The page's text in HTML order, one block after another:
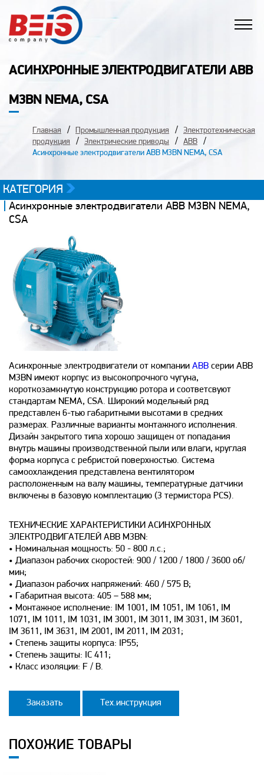
АСИНХРОННЫЕ ЭЛЕКТРОДВИГАТЕЛИ ABB
M3BN NEMA, CSA
Главная Промышленная продукция
Электротехническая
продукция
Электрические приводы
ABB
Асинхронные электродвигатели ABB M3BN NEMA, CSA
КАТЕГОРИЯ
Асинхронные электродвигатели ABB M3BN NEMA,
CSA
Асинхронные электродвигатели от компании ABB серии ABB
M3BN имеют корпус из высокопрочного чугуна,
короткозамкнутую конструкцию ротора и соответсвуют
стандартам NEMA, CSA. Широкий модельный ряд
представлен 6-тью габаритными высотами в средних
размерах. Различные варианты монтажного исполнения.
Дизайн закрытого типа хорошо защищен от попадания
внутрь машины производственной пыли или влаги, круглая
форма корпуса с ребристой поверхностью. Система
самоохлаждения представлена вентилятором
расположенным на валу машины, температурные датчики
включены в базовую комплектацию (3 термистора PCS).
ТЕХНИЧЕСКИЕ ХАРАКТЕРИСТИКИ АСИНХРОННЫХ
ЭЛЕКТРОДВИГАТЕЛЕЙ ABB M3BN:
• Номинальная мощность: 50 - 800 л.с.;
• Диапазон рабочих скоростей: 900 / 1200 / 1800 / 3600 об/
мин;
• Диапазон рабочих напряжений: 460 / 575 В;
• Габаритная высота: 405 – 588 мм;
• Монтажное исполнение: IM 1001, IM 1051, IM 1061, IM
1071, IM 1011, IM 1031, IM 3001, IM 3011, IM 3031, IM 3601,
IM 3611, IM 3631, IM 2001, IM 2011, IM 2031;
• Степень защиты корпуса: IP55;
• Степень защиты: IC 411;
• Класс изоляции: F / B.
Заказать Тех.инструкция
ПОХОЖИЕ ТОВАРЫ